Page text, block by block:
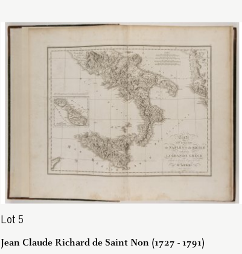
Lot 5
Jean Claude Richard de Saint Non (1727 - 1791)